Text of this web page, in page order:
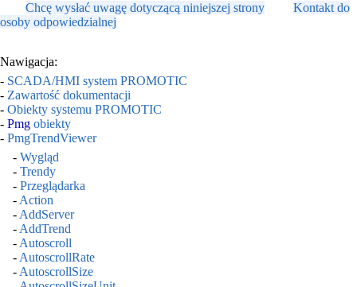
Chcę wysłać uwagę dotyczącą niniejszej strony
Kontakt do
osoby odpowiedzialnej
Nawigacja:
- SCADA/HMI system PROMOTIC
- Zawartość dokumentacji
- Obiekty systemu PROMOTIC
- Pmg obiekty
- PmgTrendViewer
- Wygląd
- Trendy
- Przeglądarka
- Action
- AddServer
- AddTrend
- Autoscroll
- AutoscrollRate
- AutoscrollSize